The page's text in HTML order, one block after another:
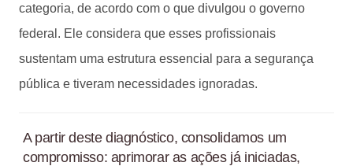
categoria, de acordo com o que divulgou o governo
federal. Ele considera que esses profissionais
sustentam uma estrutura essencial para a segurança
pública e tiveram necessidades ignoradas.
A partir deste diagnóstico, consolidamos um
compromisso: aprimorar as ações já iniciadas,